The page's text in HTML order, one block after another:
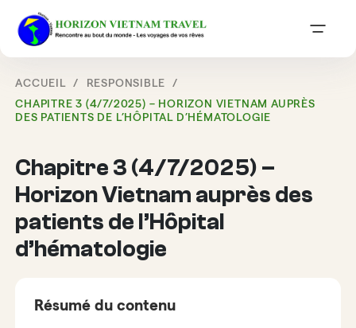
ACCUEIL
RESPONSIBLE
CHAPITRE 3 (4/7/2025) – HORIZON VIETNAM AUPRÈS
DES PATIENTS DE L’HÔPITAL D’HÉMATOLOGIE
Chapitre 3 (4/7/2025) –
Horizon Vietnam auprès des
patients de l’Hôpital
d’hématologie
Résumé du contenu